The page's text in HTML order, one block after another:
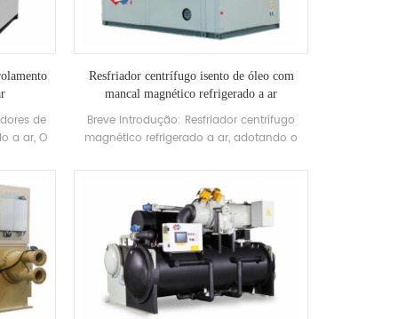
de
a ar, O
óleo
8
de
420 -
da
Resfriador centrífugo isento de óleo com
mancal magnético refrigerado a ar
Breve introdução: Resfriador centrífugo
magnético refrigerado a ar, adotando o
dedicado refrigerado a ar Danfoss,
equipado com evaporador
autodesenvolvido e fabricado de alta
eficiência e condensador tipo aleta de alta
eficiência. Baixo consumo de energia,
ventilador de rotor externo de baixo som é
adotado. Faixa de temperatura de saída de
água gelada: 5-20 ℃. A unidade pode